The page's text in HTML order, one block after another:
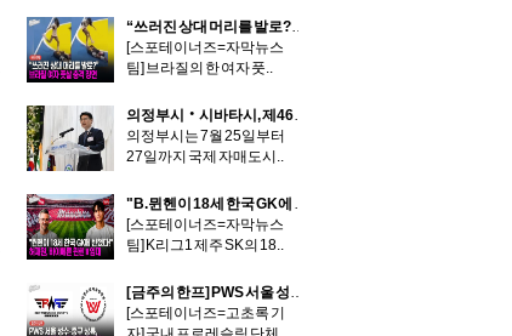
“쓰러진 상대 머리를 발로?” 브라질 여자 풋살 충격 장면
[스포테이너즈=자막뉴스
팀] 브라질의 한 여자 풋..
의정부시‧시바타시, 제46회 친선교환경기로 우정 더하다
의정부시는 7월 25일부터
27일까지 국제 자매도시..
"B.뮌헨이 18세 한국 GK에 반했다!"…제주 허재원, 바이에른 뮌헨 II 임대
[스포테이너즈=자막뉴스
팀] K리그1 제주 SK의 18..
[금주의 한프] PWS 서울 성수-중구 상륙, WWA 인천-부천 이색 이벤트 개최
[스포테이너즈=고초록 기